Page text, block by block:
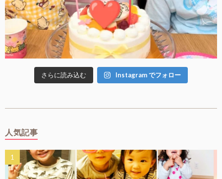
さらに読み込む Instagram でフォロー
人気記事